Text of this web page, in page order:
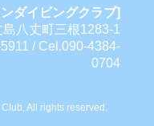
ダイビングクラブ]
八丈町三根1283-1
/ Cel.090-4384-
0704
All rights reserved.